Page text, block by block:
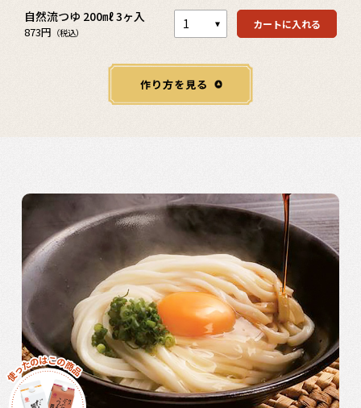
自然流つゆ 200㎖ 3ヶ入
873円 （税込）
カートに入れる